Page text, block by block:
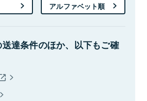
アルファベット順
達条件のほか、以下もご確